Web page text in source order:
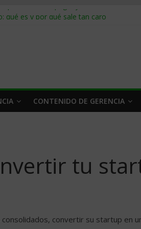
cómo pagar y cobrar en 2026
la cadena de suministro: qué hacer
EE. UU.: cómo segmentarlo y venderle
CONTENIDO DE GERENCIA
tu
convertir su startup en